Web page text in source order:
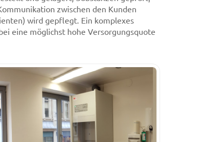
zwischen den Kunden
wird gepflegt. Ein komplexes
eine möglichst hohe Versorgungsquote